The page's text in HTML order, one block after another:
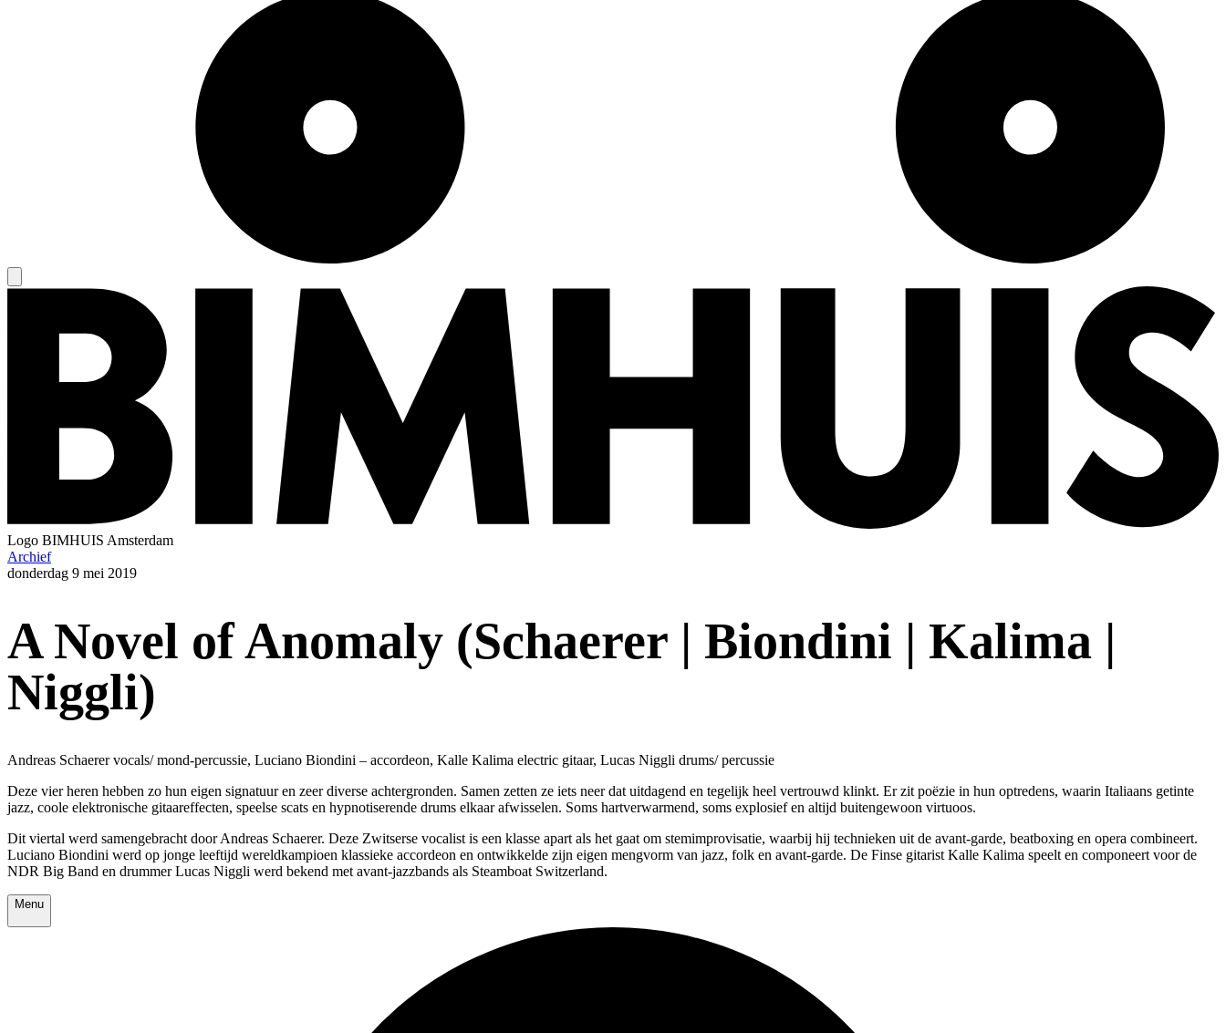
Logo BIMHUIS Amsterdam
Archief
donderdag 9 mei 2019
A Novel of Anomaly (Schaerer | Biondini | Kalima |
Niggli)
Andreas Schaerer vocals/ mond-percussie, Luciano Biondini – accordeon, Kalle Kalima electric gitaar, Lucas Niggli drums/ percussie
Deze vier heren hebben zo hun eigen signatuur en zeer diverse achtergronden. Samen zetten ze iets neer dat uitdagend en tegelijk heel vertrouwd klinkt. Er zit poëzie in hun optredens, waarin Italiaans getinte
jazz, coole elektronische gitaareffecten, speelse scats en hypnotiserende drums elkaar afwisselen. Soms hartverwarmend, soms explosief en altijd buitengewoon virtuoos.
Dit viertal werd samengebracht door Andreas Schaerer. Deze Zwitserse vocalist is een klasse apart als het gaat om stemimprovisatie, waarbij hij technieken uit de avant-garde, beatboxing en opera combineert.
Luciano Biondini werd op jonge leeftijd wereldkampioen klassieke accordeon en ontwikkelde zijn eigen mengvorm van jazz, folk en avant-garde. De Finse gitarist Kalle Kalima speelt en componeert voor de
NDR Big Band en drummer Lucas Niggli werd bekend met avant-jazzbands als Steamboat Switzerland.
Menu